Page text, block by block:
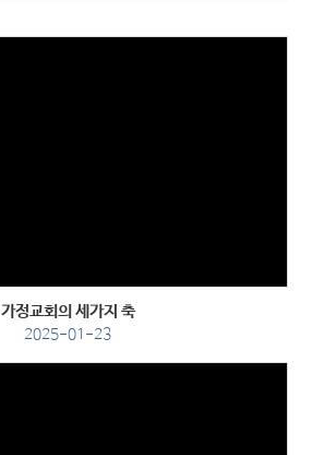
가정교회의 세가지 축
2025-01-23